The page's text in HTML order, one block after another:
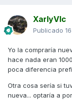
XarlyVlc
Publicado
Yo la compraría
hace nada eran
poca diferencia
Otra cosa sería si
nueva... optaría a